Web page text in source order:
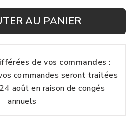
AU PANIER
de vos commandes :
commandes seront traitées
août en raison de congés
annuels